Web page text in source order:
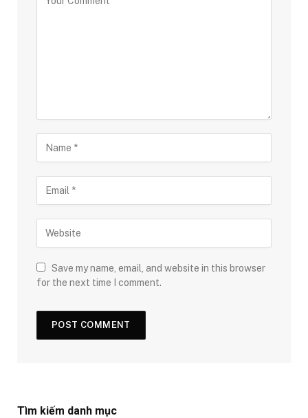
Save my name, email, and website in this browser
for the next time I comment.
Tìm kiếm danh mục